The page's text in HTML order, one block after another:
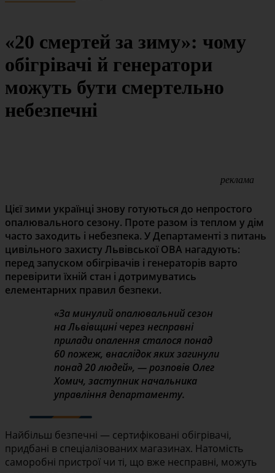
«20 смертей за зиму»: чому
обігрівачі й генератори
можуть бути смертельно
небезпечні
реклама
Цієї зими українці знову готуються до непростого
опалювального сезону. Проте разом із теплом у дім
часто заходить і небезпека. У Департаменті з питань
цивільного захисту Львівської ОВА нагадують:
перед запуском обігрівачів і генераторів варто
перевірити їхній стан і дотримуватись
елементарних правил безпеки.
«За минулий опалювальний сезон
на Львівщині через несправні
прилади опалення сталося понад
60 пожеж, внаслідок яких загинули
понад 20 людей», — розповів Олег
Хомич, заступник начальника
управління департаменту.
Найбільш безпечні — сертифіковані обігрівачі,
придбані в спеціалізованих магазинах. Натомість
саморобні пристрої чи ті, що вже несправні, можуть